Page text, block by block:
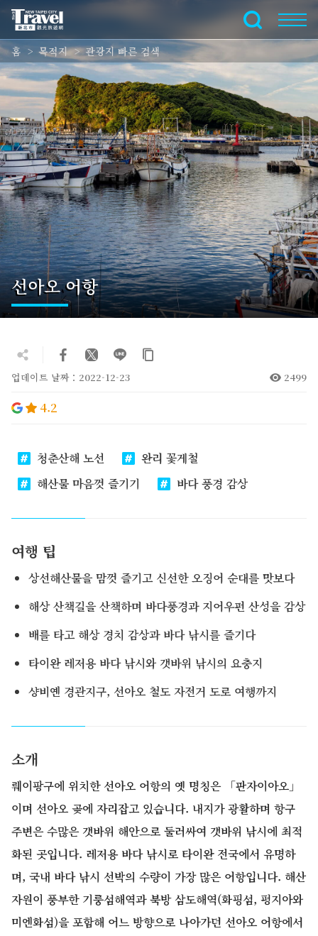
내
용
섹
션
으
로
이
동
전체 텍스
홈 목적지 관광지 빠른 검색
선아오 어항
업데이트 날짜：2022-12-23 2499
4.2
청춘산해 노선
완리 꽃게철
해산물 마음껏 즐기기
바다 풍경 감상
여행 팁
상선해산물을 맘껏 즐기고 신선한 오징어 순대를 맛보다
해상 산책길을 산책하며 바다풍경과 지어우펀 산성을 감상
배를 타고 해상 경치 감상과 바다 낚시를 즐기다
타이완 레저용 바다 낚시와 갯바위 낚시의 요충지
샹비옌 경관지구, 선아오 철도 자전거 도로 여행까지
소개
뤠이팡구에 위치한 선아오 어항의 옛 명칭은 「판자이아오」
이며 선아오 곶에 자리잡고 있습니다. 내지가 광활하며 항구
주변은 수많은 갯바위 해안으로 둘러싸여 갯바위 낚시에 최적
화된 곳입니다. 레저용 바다 낚시로 타이완 전국에서 유명하
며, 국내 바다 낚시 선박의 수량이 가장 많은 어항입니다. 해산
자원이 풍부한 기룽섬해역과 북방 삼도해역(화핑섬, 펑지아와
미엔화섬)을 포함해 어느 방향으로 나아가던 선아오 어항에서